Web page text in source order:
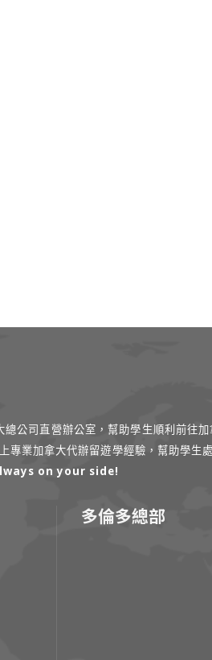
公司直營辦公室，幫助學生順利前往加
業加拿大代辦留遊學經驗，幫助學生
Always on your side!
多倫多總部